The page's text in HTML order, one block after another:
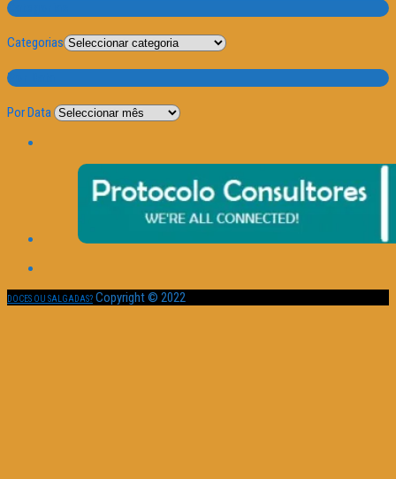
Categorias
Categorias
Por Data
Por Data
DOCES OU SALGADAS? Copyright © 2022